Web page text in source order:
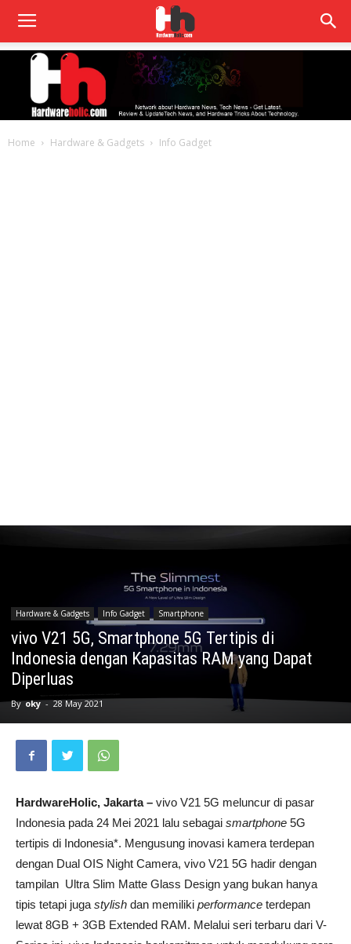
Home Hardware & Gadgets Info Gadget
Hardware & Gadgets Info Gadget Smartphone
vivo V21 5G, Smartphone 5G Tertipis di
Indonesia dengan Kapasitas RAM yang Dapat
Diperluas
By oky - 28 May 2021
HardwareHolic, Jakarta – vivo V21 5G meluncur di pasar
Indonesia pada 24 Mei 2021 lalu sebagai smartphone 5G
tertipis di Indonesia*. Mengusung inovasi kamera terdepan
dengan Dual OIS Night Camera, vivo V21 5G hadir dengan
tampilan Ultra Slim Matte Glass Design yang bukan hanya
tipis tetapi juga stylish dan memiliki performance terdepan
lewat 8GB + 3GB Extended RAM. Melalui seri terbaru dari V-